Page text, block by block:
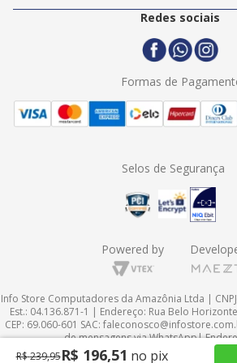
R$239,95R$ 196,51 no pix
Politica de Entrega
2ª Via Nota Fiscal
Redes sociais
Formas de
Selos de Segurança
Powered by
Info Store Computadores da Amazônia Ltda |
Est.: 04.136.871-1 | Endereço: Rua Belo
CEP: 69.060-601 SAC:
de mensagens via WhatsApp|
http://www.infostore.com.brInfoStore © 1998-